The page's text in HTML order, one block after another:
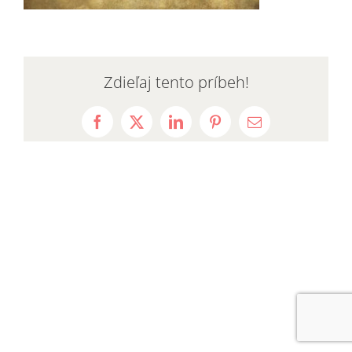
Zdieľaj tento príbeh!
Facebook
X LinkedInPinterestEmail